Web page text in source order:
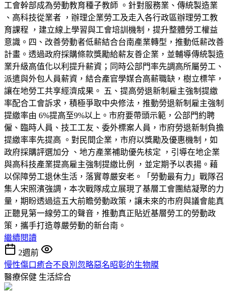
工會幹部成為勞動教育種子教師 。針對服務業、傳統製造業
、高科技從業者 ，辦理企業勞工及走入各行政區辦理勞工教
育課程 ，建立線上學習與工會培訓機制，提升整體勞工權益
意識。四、改善勞動者低薪結合台南產業轉型，推動低薪改善
計畫。透過政府採購條款獎勵給薪友善企業，並輔導傳統製造
業升級高值化以利提升薪資；同時公部門率先調高所屬勞工、
派遣與外包人員薪資，結合產官學媒合高薪職缺，樹立標竿，
讓在地勞工共享經濟成果。 五、提高勞退新制雇主強制提繳
率配合工會訴求，積極爭取中央修法，推動勞退新制雇主強制
提繳率由 6%提高至9%以上。市府要帶頭示範，公部門約聘
僱、臨時人員、技工工友、委外標案人員，市府勞退新制負擔
提繳率率先提高 。對民間企業，市府以獎勵及優惠機制，如
政府採購評選加分 、地方產業補助優先核定 ，引導在地企業
與高科技產業提高雇主強制提繳比例 ，並定期予以表揚。藉
以保障勞工退休生活，落實尊嚴安老。「勞動最有力」戰隊召
集人宋照濱強調，本次戰隊成立展現了基層工會團結凝聚的力
量，期盼透過這五大前瞻勞動政策，讓未來的市府與議會能真
正聽見第一線勞工的聲音，推動真正貼近基層勞工的勞動政
策，攜手打造尊嚴勞動的新台南。
繼續閱讀
2週前
慢性傷口癒合不良別忽略惡名昭彰的生物膜
醫療保健 生活綜合